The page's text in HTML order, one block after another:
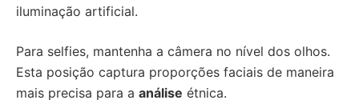
iluminação artificial.
Para selfies, mantenha a câmera no nível dos olhos.
Esta posição captura proporções faciais de maneira
mais precisa para a análise étnica.